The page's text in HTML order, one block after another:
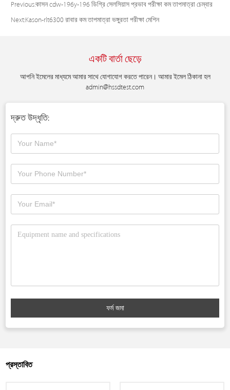
Previous:কাসন cdw-196y-196 ডিগ্রি সেলসিয়াস প্রভাব পরীক্ষা কম তাপমাত্রা চেম্বার
Next:Kason-rlt6300 রাবার কম তাপমাত্রা ভঙ্গুরতা পরীক্ষা মেশিন
একটি বার্তা ছেড়ে
আপনি ইমেলের মাধ্যমে আমার সাথে যোগাযোগ করতে পারেন। আমার ইমেল ঠিকানা হল
admin@hssdtest.com
দ্রুত উদ্ধৃতি:
ফর্ম জমা
প্রস্তাবিত